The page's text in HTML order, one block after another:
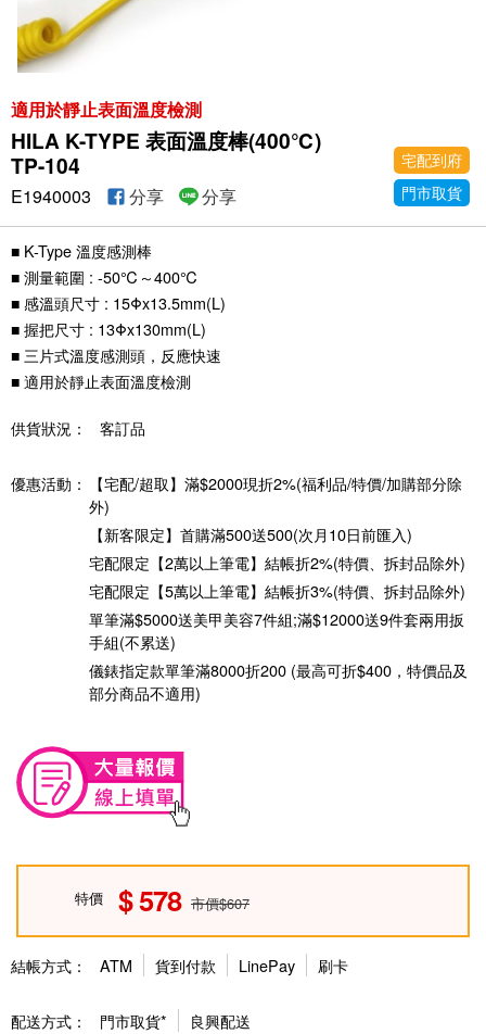
適用於靜止表面溫度檢測
HILA K-TYPE 表面溫度棒(400℃)
TP-104
宅配到府
門市取貨
E1940003 分享 分享
■ K-Type 溫度感測棒
■ 測量範圍 : -50℃～400℃
■ 感溫頭尺寸 : 15Φx13.5mm(L)
■ 握把尺寸 : 13Φx130mm(L)
■ 三片式溫度感測頭，反應快速
■ 適用於靜止表面溫度檢測
供貨狀況： 客訂品
優惠活動：
【宅配/超取】滿$2000現折2%(福利品/特價/加購部分除
外)
【新客限定】首購滿500送500(次月10日前匯入)
宅配限定【2萬以上筆電】結帳折2%(特價、拆封品除外)
宅配限定【5萬以上筆電】結帳折3%(特價、拆封品除外)
單筆滿$5000送美甲美容7件組;滿$12000送9件套兩用扳
手組(不累送)
儀錶指定款單筆滿8000折200 (最高可折$400，特價品及
部分商品不適用)
特價 578 市價$607
結帳方式： ATM 貨到付款 LinePay 刷卡
配送方式： 門市取貨*
良興配送